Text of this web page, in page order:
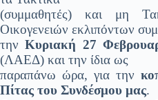
(συμμαθητές) και μη
Οικογενειών εκλιπόντων
τηνΚυριακή 27
(ΛΑΕΔ) και την ίδια ως
παραπάνω ώρα, για την
Πίτας του Συνδέσμου μας.